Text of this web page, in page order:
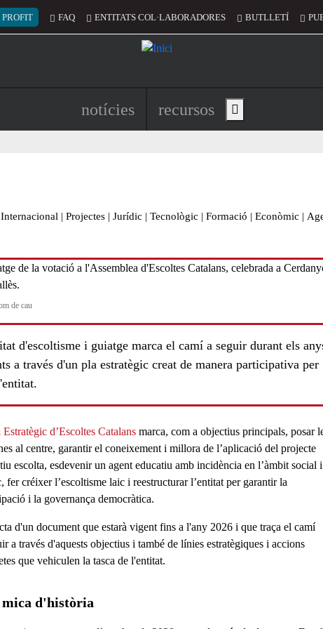
del compte d'usuari
PROFIT FAQ ENTITATS COL·LABORADORES BUTLLETÍ
Navegació principal de
notícies recursos Show main menu
Internacional | Projectes | Jurídic | Tecnològic | Formació | Econòmic |
de cau
d'escoltisme i guiatge marca el camí a seguir durant els
a través d'un pla estratègic creat de manera participativa per
Estratègic d’Escoltes Catalansmarca, com a objectius principals, posar
al centre, garantir el coneixement i millora de l’aplicació del projecte
escolta, esdevenir un agent educatiu amb incidència en l’àmbit social i
, fercréixer l’escoltisme laici reestructurar l’entitat per garantir la
i la governança democràtica.
d'un document que estarà vigent fins a l'any 2026i que traça el camí
a través d'aquests objectius i també de línies estratègiques i accions
que vehiculen la tasca de l'entitat.
mica d'història